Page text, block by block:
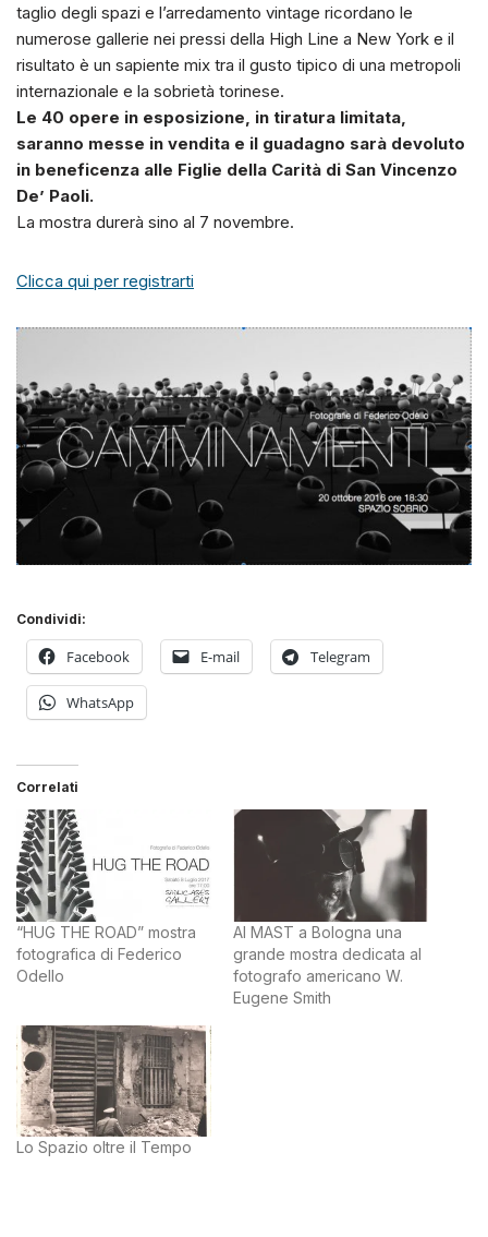
taglio degli spazi e l’arredamento vintage ricordano le
numerose gallerie nei pressi della High Line a New York e il
risultato è un sapiente mix tra il gusto tipico di una metropoli
internazionale e la sobrietà torinese.
Le 40 opere in esposizione, in tiratura limitata,
saranno messe in vendita e il guadagno sarà devoluto
in beneficenza alle Figlie della Carità di San Vincenzo
De’ Paoli.
La mostra durerà sino al 7 novembre.
Clicca qui per registrarti
Condividi:
Facebook E-mail Telegram
WhatsApp
Correlati
“HUG THE ROAD” mostra
fotografica di Federico
Odello
Al MAST a Bologna una
grande mostra dedicata al
fotografo americano W.
Eugene Smith
Lo Spazio oltre il Tempo